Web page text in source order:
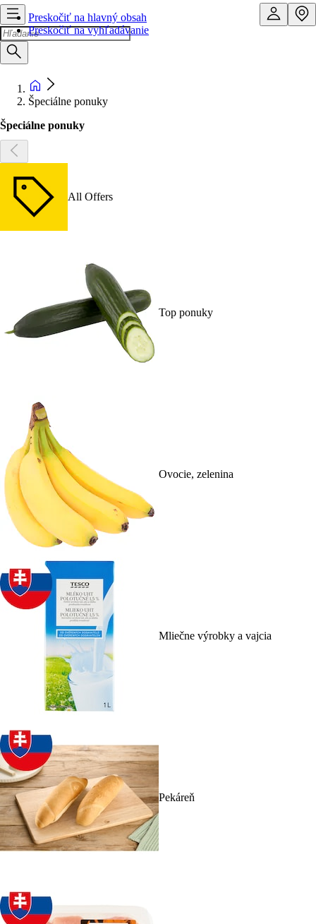
Preskočiť na hlavný obsah
Preskočiť na vyhľadávanie
Špeciálne ponuky
Špeciálne ponuky
All Offers
Top ponuky
Ovocie, zelenina
Mliečne výrobky a vajcia
Pekáreň